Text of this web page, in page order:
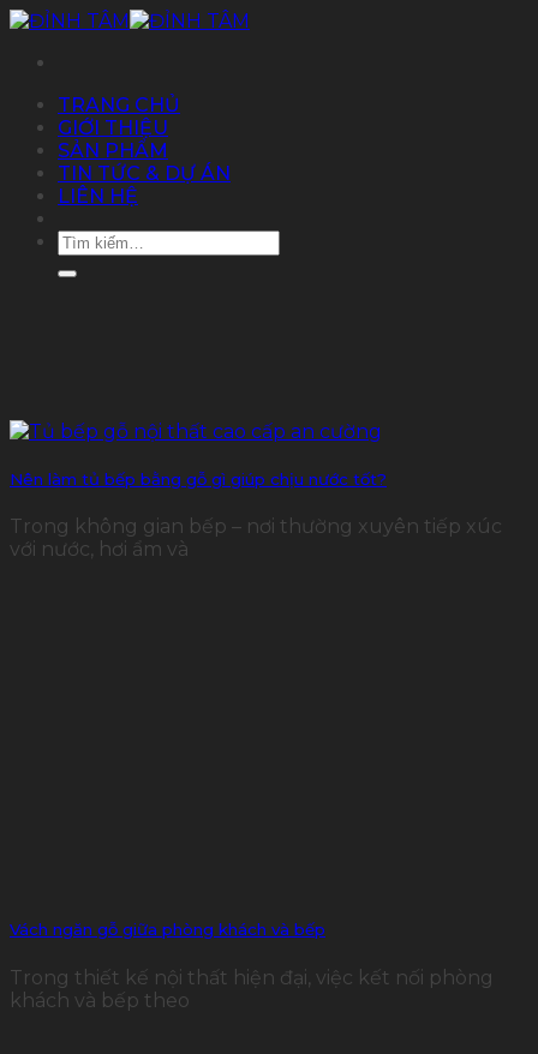
Chuyển
TRANG CHỦ
GIỚI THIỆU
SẢN PHẨM
TIN TỨC & DỰ ÁN
LIÊN HỆ
Tìm
kiếm:
Nên làm tủ bếp bằng gỗ gì giúp chịu nước tốt?
Trong không gian bếp – nơi thường xuyên tiếp xúc
với nước, hơi ẩm và
Vách ngăn gỗ giữa phòng khách và bếp
Trong thiết kế nội thất hiện đại, việc kết nối phòng
khách và bếp theo